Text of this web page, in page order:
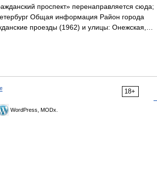
проспект» перенаправляется сюда;
Общая информация Район города
проезды (1962) и улицы: Онежская,…
18+
WordPress, MODx.